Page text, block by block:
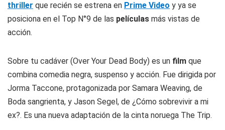
thriller que recién se estrena en Prime Video y ya se
posiciona en el Top N°9 de las películas más vistas de
acción.
Sobre tu cadáver (Over Your Dead Body) es un film que
combina comedia negra, suspenso y acción. Fue dirigida por
Jorma Taccone, protagonizada por Samara Weaving, de
Boda sangrienta, y Jason Segel, de ¿Cómo sobrevivir a mi
ex?. Es una nueva adaptación de la cinta noruega The Trip.